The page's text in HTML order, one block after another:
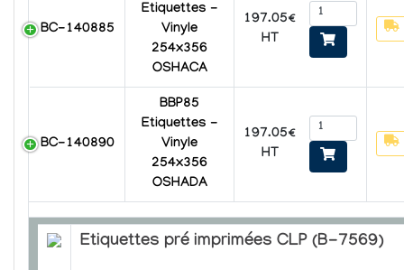
BC-140885
Etiquettes -
Vinyle
254x356
OSHACA
197.05€
HT
BC-140890
BBP85
Etiquettes -
Vinyle
254x356
OSHADA
197.05€
HT
Etiquettes pré imprimées CLP (B-7569)